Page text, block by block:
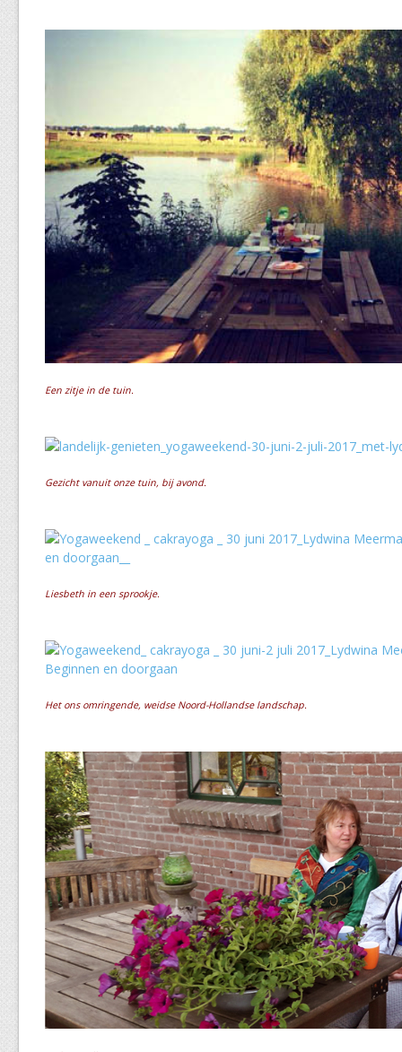
Een zitje in de tuin.
Gezicht vanuit onze tuin, bij avond.
Liesbeth in een sprookje.
Het ons omringende, weidse Noord-Hollandse landschap.